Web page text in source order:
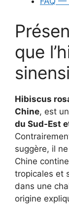
que
Hibiscus
Chine, est
du Sud-Est
suggère, il
Chine
tropicales et
dans une
origine